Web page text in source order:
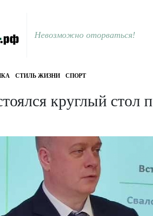
Невозможно оторваться!
СТИЛЬ ЖИЗНИ СПОРТ
круглый стол